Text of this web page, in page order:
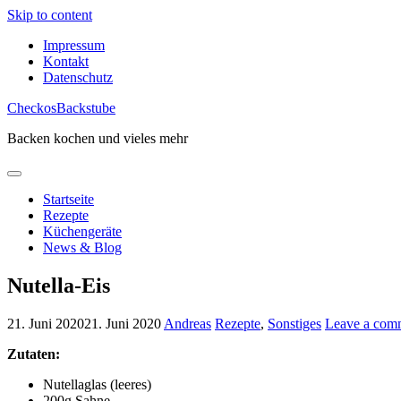
Skip to content
Impressum
Kontakt
Datenschutz
CheckosBackstube
Backen kochen und vieles mehr
Startseite
Rezepte
Küchengeräte
News & Blog
Nutella-Eis
21. Juni 202021. Juni 2020 Andreas Rezepte, Sonstiges Leave a
Zutaten:
Nutellaglas (leeres)